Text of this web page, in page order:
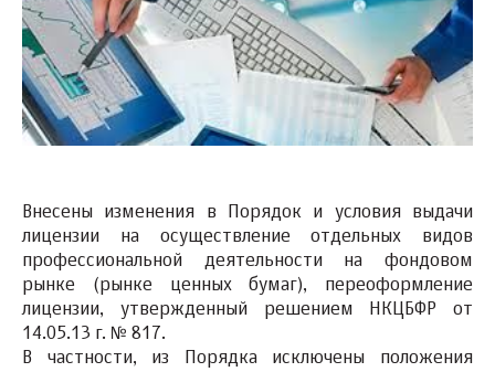
Внесены изменения в Порядок и условия выдачи
лицензии на осуществление отдельных видов
профессиональной деятельности на фондовом
рынке (рынке ценных бумаг), переоформление
лицензии, утвержденный решением НКЦБФР от
14.05.13 г. № 817.
В частности, из Порядка исключены положения